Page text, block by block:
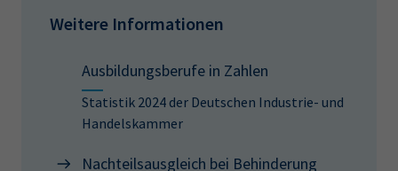
Weitere Informationen
Ausbildungsberufe in Zahlen
Statistik 2024 der Deutschen Industrie- und
Handelskammer
Nachteilsausgleich bei Behinderung